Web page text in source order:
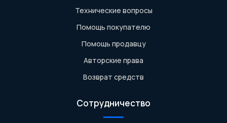
Технические вопросы
Помощь покупателю
Помощь продавцу
Авторские права
Возврат средств
Сотрудничество